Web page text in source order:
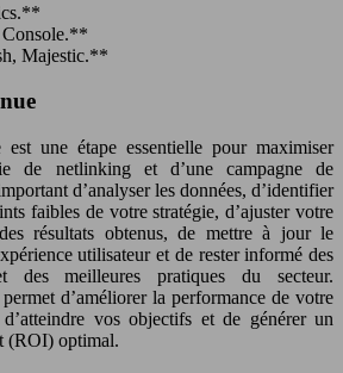
Majestic.**
est une étape essentielle pour maximiser
de netlinking et d’une campagne de
d’analyser les données, d’identifier
faibles de votre stratégie, d’ajuster votre
résultats obtenus, de mettre à jour le
utilisateur et de rester informé des
des meilleures pratiques du secteur.
d’améliorer la performance de votre
vos objectifs et de générer un
(ROI) optimal.